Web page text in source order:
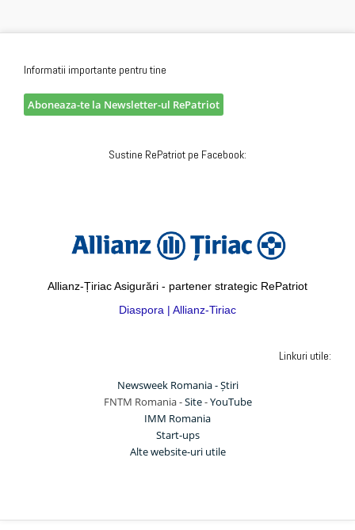
Informatii importante pentru tine
Aboneaza-te la Newsletter-ul RePatriot
Sustine RePatriot pe Facebook:
Allianz-Țiriac Asigurări - partener strategic RePatriot
Diaspora | Allianz-Tiriac
Linkuri utile:
Newsweek Romania - Știri
FNTM Romania -Site-YouTube
IMM Romania
Start-ups
Alte website-uri utile